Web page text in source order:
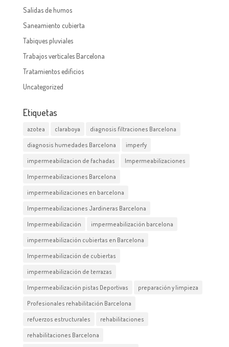
Salidas de humos
Saneamiento cubierta
Tabiques pluviales
Trabajos verticales Barcelona
Tratamientos edificios
Uncategorized
Etiquetas
azotea claraboya diagnosis filtraciones Barcelona
diagnosis humedades Barcelona imperfy
impermeabilizacion de fachadas Impermeabilizaciones
Impermeabilizaciones Barcelona
impermeabilizaciones en barcelona
Impermeabilizaciones Jardineras Barcelona
Impermeabilización impermeabilización barcelona
impermeabilización cubiertas en Barcelona
Impermeabilización de cubiertas
impermeabilización de terrazas
Impermeabilización pistas Deportivas preparación y limpieza
Profesionales rehabilitación Barcelona
refuerzos estructurales rehabilitaciones
rehabilitaciones Barcelona